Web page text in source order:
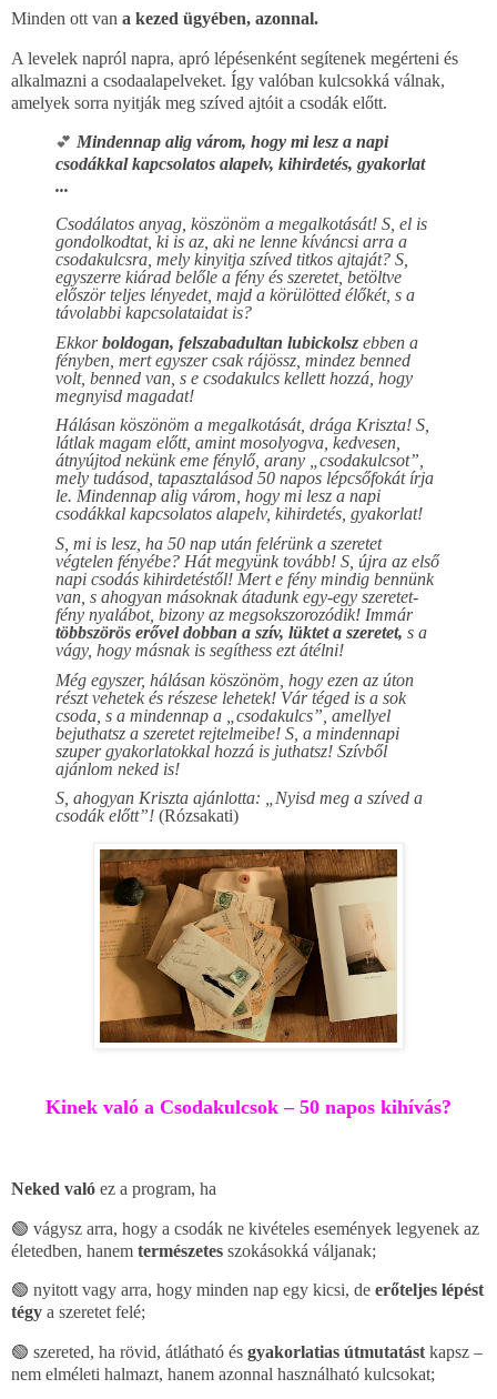
Minden ott van a kezed ügyében, azonnal.
A levelek napról napra, apró lépésenként segítenek megérteni és
alkalmazni a csodaalapelveket. Így valóban kulcsokká válnak,
amelyek sorra nyitják meg szíved ajtóit a csodák előtt.
💕 Mindennap alig várom, hogy mi lesz a napi
csodákkal kapcsolatos alapelv, kihirdetés, gyakorlat
...
Csodálatos anyag, köszönöm a megalkotását! S, el is
gondolkodtat, ki is az, aki ne lenne kíváncsi arra a
csodakulcsra, mely kinyitja szíved titkos ajtaját? S,
egyszerre kiárad belőle a fény és szeretet, betöltve
először teljes lényedet, majd a körülötted élőkét, s a
távolabbi kapcsolataidat is?
Ekkorboldogan, felszabadultan lubickolsz ebben a
fényben, mert egyszer csak rájössz, mindez benned
volt, benned van, s e csodakulcs kellett hozzá, hogy
megnyisd magadat!
Hálásan köszönöm a megalkotását, drága Kriszta! S,
látlak magam előtt, amint mosolyogva, kedvesen,
átnyújtod nekünk eme fénylő, arany „csodakulcsot”,
mely tudásod, tapasztalásod 50 napos lépcsőfokát írja
le. Mindennap alig várom, hogy mi lesz a napi
csodákkal kapcsolatos alapelv, kihirdetés, gyakorlat!
S, mi is lesz, ha 50 nap után felérünk a szeretet
végtelen fényébe? Hát megyünk tovább! S, újra az első
napi csodás kihirdetéstől! Mert e fény mindig bennünk
van, s ahogyan másoknak átadunk egy-egy szeretet-
fény nyalábot, bizony az megsokszorozódik! Immár
többszörös erővel dobban a szív, lüktet a szeretet, s a
vágy, hogy másnak is segíthess ezt átélni!
Még egyszer, hálásan köszönöm, hogy ezen az úton
részt vehetek és részese lehetek! Vár téged is a sok
csoda, s a mindennap a „csodakulcs”, amellyel
bejuthatsz a szeretet rejtelmeibe! S, a mindennapi
szuper gyakorlatokkal hozzá is juthatsz! Szívből
ajánlom neked is!
S, ahogyan Kriszta ajánlotta: „Nyisd meg a szíved a
csodák előtt”! (Rózsakati)
Kinek való a Csodakulcsok – 50 napos kihívás?
Neked való ez a program, ha
🟢 vágysz arra, hogy a csodák ne kivételes események legyenek az
életedben, hanem természetes szokásokká váljanak;
🟢 nyitott vagy arra, hogy minden nap egy kicsi, de erőteljes lépést
tégy a szeretet felé;
🟢 szereted, ha rövid, átlátható és gyakorlatias útmutatást kapsz –
nem elméleti halmazt, hanem azonnal használható kulcsokat;